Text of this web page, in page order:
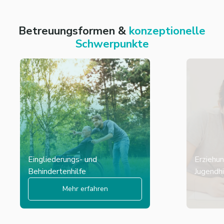
Betreuungsformen & konzeptionelle
Schwerpunkte
Eingliederungs- und
Behindertenhilfe
Mehr erfahren